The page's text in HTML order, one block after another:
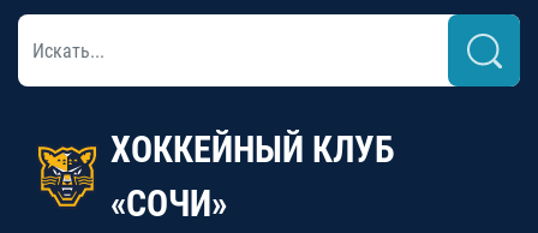
ХОККЕЙНЫЙ КЛУБ
«СОЧИ»